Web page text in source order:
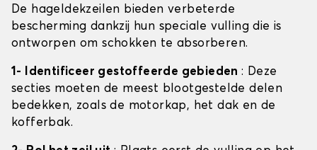
De hageldekzeilen bieden verbeterde
bescherming dankzij hun speciale vulling die is
ontworpen om schokken te absorberen.
1- Identificeer gestoffeerde gebieden: Deze
secties moeten de meest blootgestelde delen
bedekken, zoals de motorkap, het dak en de
kofferbak.